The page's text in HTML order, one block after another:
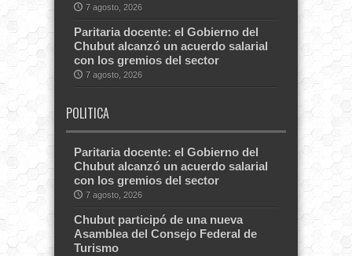
7 agosto, 2026
Paritaria docente: el Gobierno del
Chubut alcanzó un acuerdo salarial
con los gremios del sector
7 agosto, 2026
POLITICA
Paritaria docente: el Gobierno del
Chubut alcanzó un acuerdo salarial
con los gremios del sector
7 agosto, 2026
Chubut participó de una nueva
Asamblea del Consejo Federal de
Turismo